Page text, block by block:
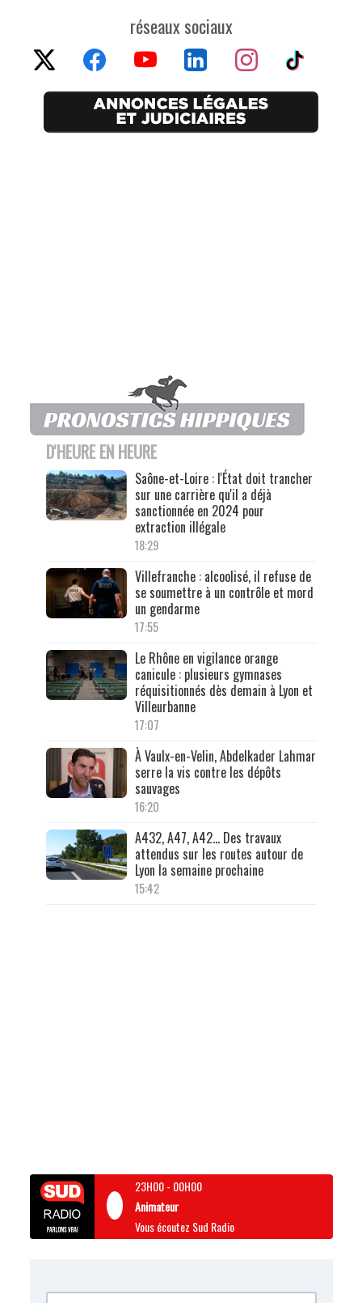
réseaux sociaux
D'HEURE EN HEURE
Saône-et-Loire : l'État doit trancher
sur une carrière qu'il a déjà
sanctionnée en 2024 pour
extraction illégale
18:29
Villefranche : alcoolisé, il refuse de
se soumettre à un contrôle et mord
un gendarme
17:55
Le Rhône en vigilance orange
canicule : plusieurs gymnases
réquisitionnés dès demain à Lyon et
Villeurbanne
17:07
À Vaulx-en-Velin, Abdelkader Lahmar
serre la vis contre les dépôts
sauvages
16:20
A432, A47, A42… Des travaux
attendus sur les routes autour de
Lyon la semaine prochaine
15:42
23H00- 00H00
Animateur
Vous écoutez Sud Radio